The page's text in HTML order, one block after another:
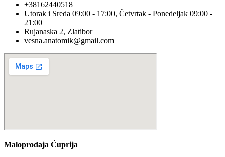
+38162440518
Utorak i Sreda 09:00 - 17:00, Četvrtak - Ponedeljak 09:00 -
21:00
Rujanaska 2, Zlatibor
vesna.anatomik@gmail.com​
Maloprodaja Ćuprija